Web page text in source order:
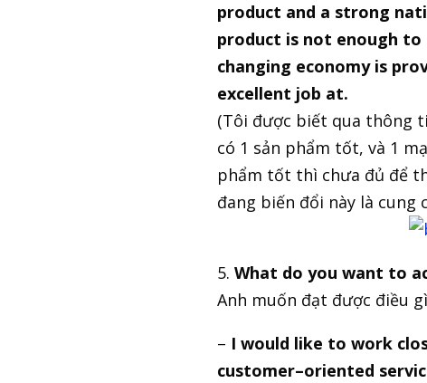
product and a strong
product is not enough
changing economy is
excellent job at.
(Tôi được biết qua thông
có 1 sản phẩm tốt, và 1
phẩm tốt thì chưa đủ để
đang biến đổi này là cung
5. What do you want to
Anh muốn đạt được điều
– I would like to work
customer–oriented